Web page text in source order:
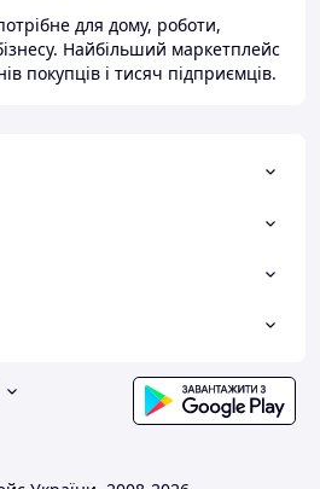
для дому, роботи,
Найбільший маркетплейс
покупців і тисяч підприємців.